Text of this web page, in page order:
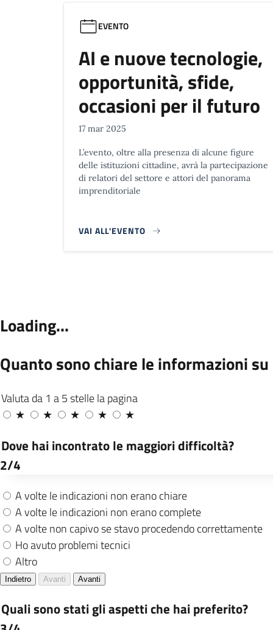
EVENTO
AI e nuove tecnologie,
opportunità, sfide,
occasioni per il futuro
17 mar 2025
L’evento, oltre alla presenza di alcune figure
delle istituzioni cittadine, avrà la partecipazione
di relatori del settore e attori del panorama
imprenditoriale
VAI ALL'EVENTO